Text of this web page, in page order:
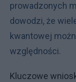
prowadzonych
dowodzi, że
kwantowej
względności.
Kluczowe